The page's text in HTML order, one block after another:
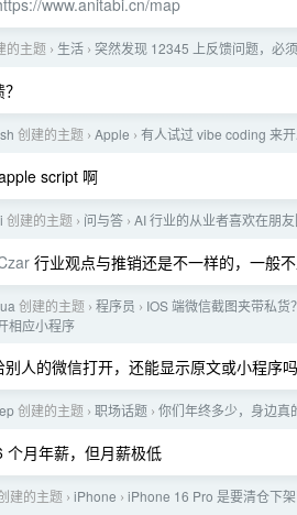
www.anitabi.cn/map
的主题 › 生活 › 突然发现 12345 上反馈问题，必
创建的主题 › Apple › 有人试过 vibe coding 来
script 啊
创建的主题 › 问与答 › AI 行业的从业者喜欢在朋友
行业观点与推销还是不一样的，一般
创建的主题 › 程序员 › IOS 端微信截图夹带私
相应小程序
别人的微信打开，还能显示原文或小程序吗
创建的主题 › 职场话题 › 你们年终多少，身边真
个月年薪，但月薪极低
建的主题 › iPhone › iPhone 16 Pro 是要清仓下架